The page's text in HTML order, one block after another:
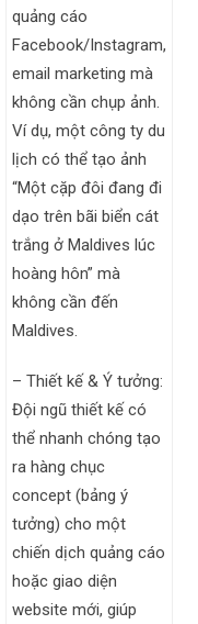
quảng cáo
Facebook/Instagram,
email marketing mà
không cần chụp ảnh.
Ví dụ, một công ty du
lịch có thể tạo ảnh
“Một cặp đôi đang đi
dạo trên bãi biển cát
trắng ở Maldives lúc
hoàng hôn” mà
không cần đến
Maldives.
– Thiết kế & Ý tưởng:
Đội ngũ thiết kế có
thể nhanh chóng tạo
ra hàng chục
concept (bảng ý
tưởng) cho một
chiến dịch quảng cáo
hoặc giao diện
website mới, giúp